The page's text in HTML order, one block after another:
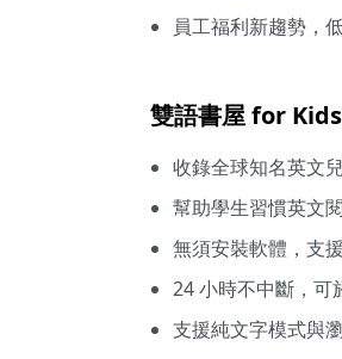
員工福利新趨勢，
雙語書屋 for Kids
收錄全球知名英文
幫助學生習慣英文
無須安裝軟體，支
24 小時不中斷，可
支援純文字模式與